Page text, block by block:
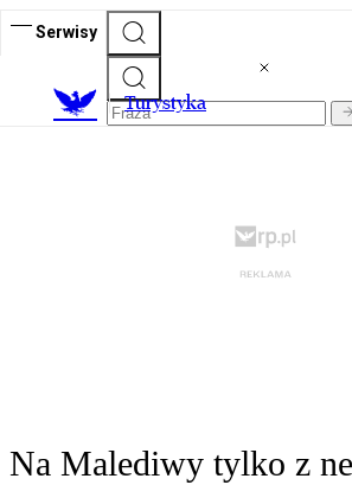
Serwisy
Turystyka
Na Malediwy tylko z